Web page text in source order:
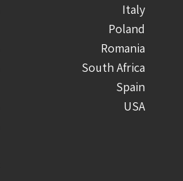
Italy
Poland
Romania
South Africa
Spain
USA